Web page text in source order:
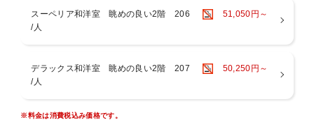
【夕食】お部屋食
フレンチをベースにオードブル・お造り・魚料理・肉料理など和洋折
ートでしかお召し上がりいただけない味覚をご堪能ください。
名物料理の「鮑のあんかけ」をご飯にかけてお召し上がりください。
スーペリア和洋室 眺めの良い2階 206
51,050円～
/人
デラックス和洋室 眺めの良い2階 207
50,250円～
/人
※料金は消費税込み価格です。